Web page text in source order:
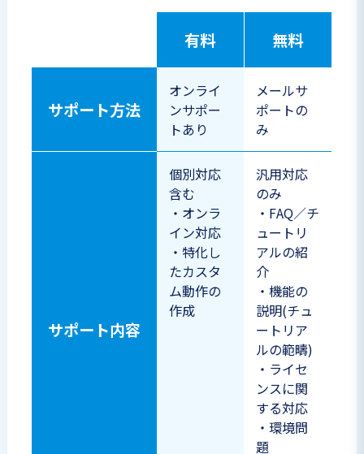
有料 無料
サポート方法
オンライ
ンサポー
トあり
メールサ
ポートの
み
サポート内容
個別対応
含む
・オンラ
イン対応
・特化し
たカスタ
ム動作の
作成
汎用対応
のみ
・FAQ／チ
ュートリ
アルの紹
介
・機能の
説明(チュ
ートリア
ルの範疇)
・ライセ
ンスに関
する対応
・環境問
題